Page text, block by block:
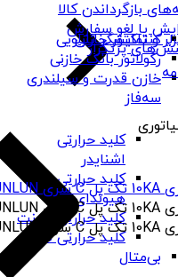
کلید حرارتی
اشنایدر
کلید حرارتی
هیوندای
کلید حرارتی چینت
کلید حرارتی PNS
بی‌متال
کنتاکتور خازنی
رگولاتور بانک خازنی
خازن قدرت و سیلندری
سه‌فاز
و نمایشگر تابلویی
بازگرداندن کالا
یا لغو سفارش
پرتکرار